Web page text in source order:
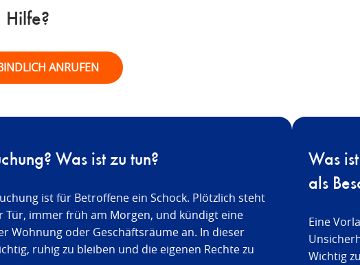
Hilfe?
ANRUFEN
Was ist zu tun?
ist für Betroffene ein Schock. Plötzlich steht
Tür, immer früh am Morgen, und kündigt eine
Wohnung oder Geschäftsräume an. In dieser
ruhig zu bleiben und die eigenen Rechte zu
Was
als
Eine
Wichtig